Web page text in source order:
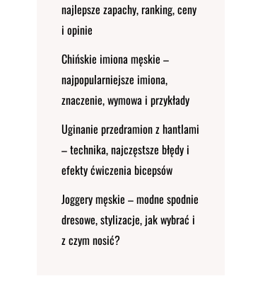
najlepsze zapachy, ranking, ceny
i opinie
Chińskie imiona męskie –
najpopularniejsze imiona,
znaczenie, wymowa i przykłady
Uginanie przedramion z hantlami
– technika, najczęstsze błędy i
efekty ćwiczenia bicepsów
Joggery męskie – modne spodnie
dresowe, stylizacje, jak wybrać i
z czym nosić?